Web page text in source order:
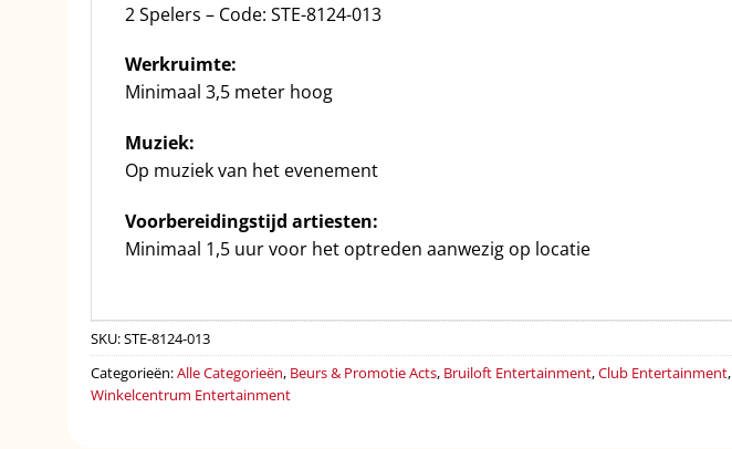
2 Spelers – Code: STE-8124-013
Werkruimte:
Minimaal 3,5 meter hoog
Muziek:
Op muziek van het evenement
Voorbereidingstijd artiesten:
Minimaal 1,5 uur voor het optreden aanwezig op locatie
SKU:STE-8124-013
Categorieën:Alle Categorieën, Beurs & Promotie Acts, Bruiloft Entertainment,Club Entertainment,
Winkelcentrum Entertainment